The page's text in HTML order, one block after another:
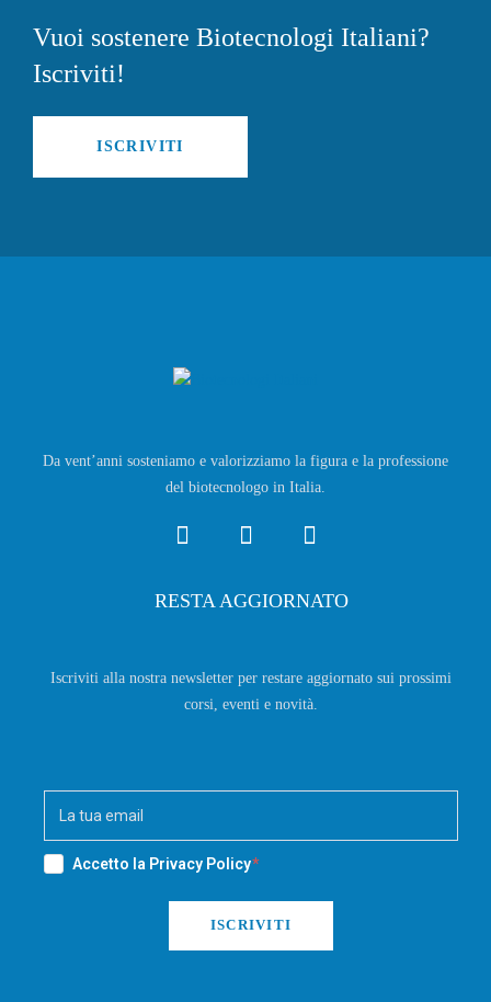
Vuoi sostenere Biotecnologi Italiani?
Iscriviti!
ISCRIVITI
Da vent’anni sosteniamo e valorizziamo la figura e la professione
del biotecnologo in Italia.
RESTA AGGIORNATO
Iscriviti alla nostra newsletter per restare aggiornato sui prossimi
corsi, eventi e novità.
Accetto la Privacy Policy
ISCRIVITI